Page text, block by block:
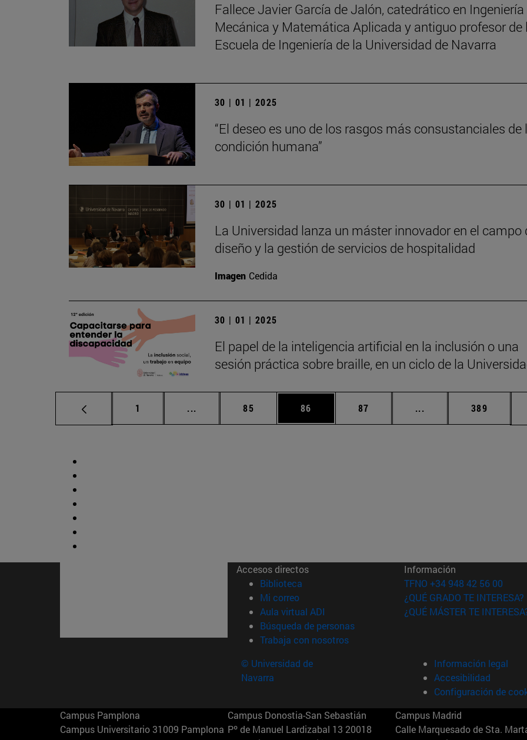
Fallece Javier García de Jalón, catedrático en Ingeniería
Mecánica y Matemática Aplicada y antiguo profesor de
Escuela de Ingeniería de la Universidad de Navarra
30 | 01 | 2025
“El deseo es uno de los rasgos más consustanciales de
condición humana”
30 | 01 | 2025
La Universidad lanza un máster innovador en el campo
diseño y la gestión de servicios de hospitalidad
Imagen Cedida
30 | 01 | 2025
El papel de la inteligencia artificial en la inclusión o una
sesión práctica sobre braille, en un ciclo de la
Página
1 ... Páginas intermedias Use TAB para desplazarse.
Página
85 Página
86 Página
87 ... Páginas intermedias
Página
389
Accesos directos
Biblioteca (abre en nueva ventana)
Mi correo(abre en nueva ventana)
Aula virtual ADI (abre en nueva ventana)
Búsqueda de personas(abre en nueva ventana)
Trabaja con nosotros(abre en nueva ventana)
Información
TFNO +34 948 42 56 00
¿QUÉ GRADO TE INTERESA?
¿QUÉ MÁSTER TE
© Universidad de
Navarra
Información legal
Accesibilidad
Configuración de
Campus Pamplona
Campus Universitario 31009 Pamplona
Campus Donostia-San Sebastián
Pº de Manuel Lardizabal 13 20018
Campus Madrid
Calle Marquesado de Sta.